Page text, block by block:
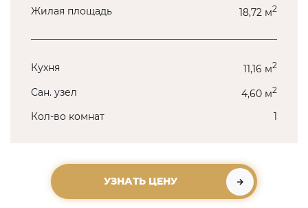
Жилая площадь 18,72 м2
Кухня 11,16 м2
Сан. узел 4,60 м2
Кол-во комнат 1
УЗНАТЬ ЦЕНУ